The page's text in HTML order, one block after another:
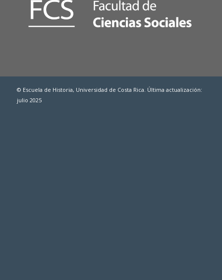
© Escuela de Historia, Universidad de Costa Rica. Última actualización:
julio 2025